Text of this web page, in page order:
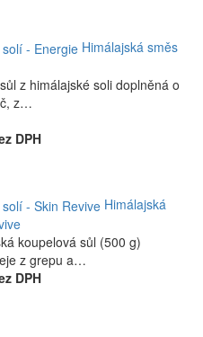
Himálajská směs
z himálajské soli doplněná o
z…
DPH
Himálajská
koupelová sůl (500 g)
z grepu a…
DPH